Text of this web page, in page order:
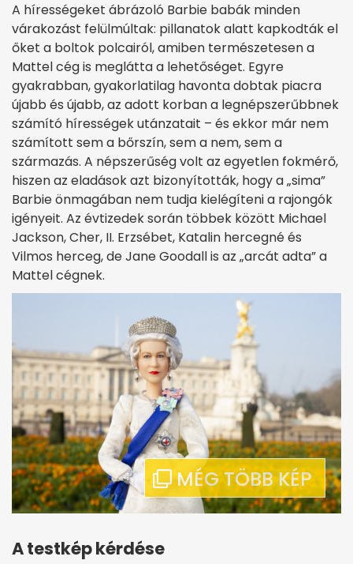
A hírességeket ábrázoló Barbie babák minden
várakozást felülmúltak: pillanatok alatt kapkodták el
őket a boltok polcairól, amiben természetesen a
Mattel cég is meglátta a lehetőséget. Egyre
gyakrabban, gyakorlatilag havonta dobtak piacra
újabb és újabb, az adott korban a legnépszerűbbnek
számító hírességek utánzatait – és ekkor már nem
számított sem a bőrszín, sem a nem, sem a
származás. A népszerűség volt az egyetlen fokmérő,
hiszen az eladások azt bizonyították, hogy a „sima”
Barbie önmagában nem tudja kielégíteni a rajongók
igényeit. Az évtizedek során többek között Michael
Jackson, Cher, II. Erzsébet, Katalin hercegné és
Vilmos herceg, de Jane Goodall is az „arcát adta” a
Mattel cégnek.
A testkép kérdése